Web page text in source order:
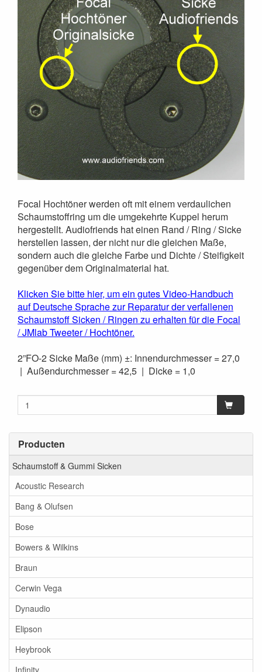
Producten
Schaumstoff & Gummi Sicken
Acoustic Research
Bang & Olufsen
Bose
Bowers & Wilkins
Braun
Cerwin Vega
Dynaudio
Elipson
Heybrook
Focal Hochtöner werden oft mit einem verdaulichen
Schaumstoffring um die umgekehrte Kuppel herum
hergestellt. Audiofriends hat einen Rand / Ring / Sicke
herstellen lassen, der nicht nur die gleichen Maße,
sondern auch die gleiche Farbe und Dichte / Steifigkeit
gegenüber dem Originalmaterial hat.
Klicken Sie bitte hier, um ein gutes Video-Handbuch
auf Deutsche Sprache zur Reparatur der verfallenen
Schaumstoff Sicken / Ringen zu erhalten für die Focal
/ JMlab Tweeter / Hochtöner.
2”FO-2 Sicke Maße (mm) ±: Innendurchmesser = 27,0
| Außendurchmesser = 42,5 | Dicke = 1,0